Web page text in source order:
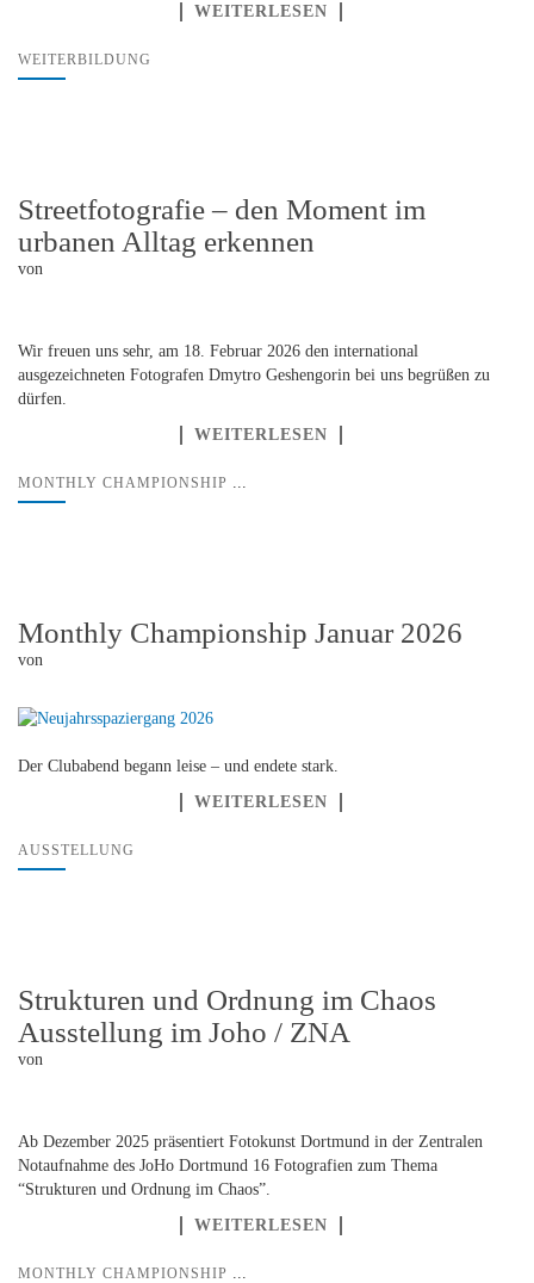
WEITERLESEN
WEITERBILDUNG
Streetfotografie – den Moment im
urbanen Alltag erkennen
von
Wir freuen uns sehr, am 18. Februar 2026 den international
ausgezeichneten Fotografen Dmytro Geshengorin bei uns begrüßen zu
dürfen.
WEITERLESEN
MONTHLY CHAMPIONSHIP ...
Monthly Championship Januar 2026
von
Der Clubabend begann leise – und endete stark.
WEITERLESEN
AUSSTELLUNG
Strukturen und Ordnung im Chaos
Ausstellung im Joho / ZNA
von
Ab Dezember 2025 präsentiert Fotokunst Dortmund in der Zentralen
Notaufnahme des JoHo Dortmund 16 Fotografien zum Thema
“Strukturen und Ordnung im Chaos”.
WEITERLESEN
MONTHLY CHAMPIONSHIP ...